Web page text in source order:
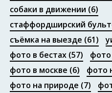
собаки в движении (6)
стаффордширский
съёмка на выезде (61)
фото в бестах (57)
фото в москве (6) фото
фото на природе (7)